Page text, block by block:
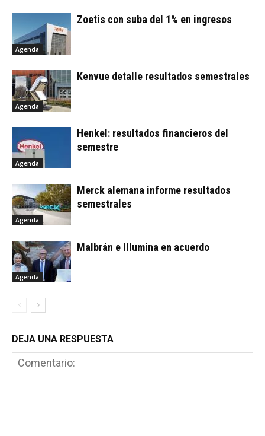
Agenda
Zoetis con suba del 1% en ingresos
Agenda
Kenvue detalle resultados semestrales
Agenda
Henkel: resultados financieros del
semestre
Agenda
Merck alemana informe resultados
semestrales
Agenda
Malbrán e Illumina en acuerdo
DEJA UNA RESPUESTA